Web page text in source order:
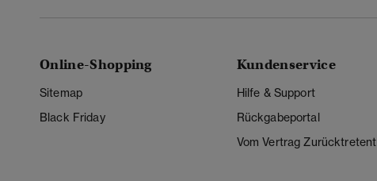
Online-Shopping
Sitemap
Black Friday
Kundenservice
Hilfe & Support
Rückgabeportal
Vom Vertrag Zurücktretent